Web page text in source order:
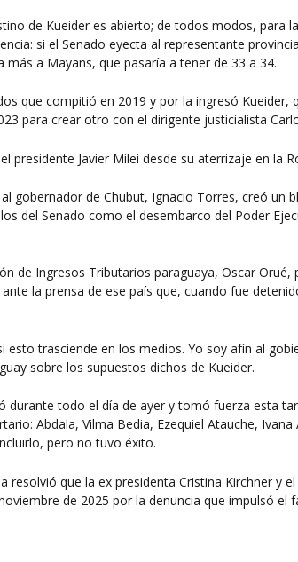
de Kueider es abierto; de todos modos, para
si el Senado eyecta al representante
a Mayans, que pasaría a tener de 33 a 34.
que compitió en 2019 y por la ingresó Kueider,
para crear otro con el dirigente justicialista
presidente Javier Milei desde su aterrizaje en la
gobernador de Chubut, Ignacio Torres, creó un
del Senado como el desembarco del Poder
de Ingresos Tributarios paraguaya, Oscar Orué,
la prensa de ese país que, cuando fue
esto trasciende en los medios. Yo soy afín al
sobre los supuestos dichos de Kueider.
durante todo el día de ayer y tomó fuerza esta
Abdala, Vilma Bedia, Ezequiel Atauche, Ivana
pero no tuvo éxito.
resolvió que la ex presidenta Cristina Kirchner y
de 2025 por la denuncia que impulsó el